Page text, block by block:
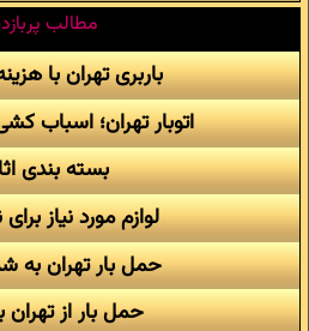
مطالب
باربری تهران با
اتوبار تهران؛ اسباب
بسته بندی
لوازم مورد نیاز
حمل بار تهران به
حمل بار از